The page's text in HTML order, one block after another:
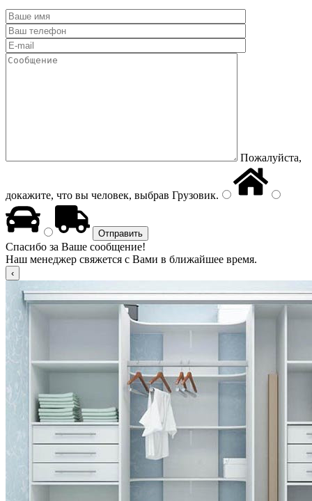
Пожалуйста,
докажите, что вы человек, выбрав Грузовик.
Спасибо за Ваше сообщение!
Наш менеджер свяжется с Вами в ближайшее время.